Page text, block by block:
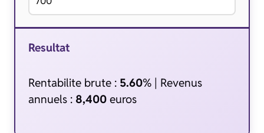
Resultat
Rentabilite brute : 5.60% | Revenus
annuels : 8,400 euros